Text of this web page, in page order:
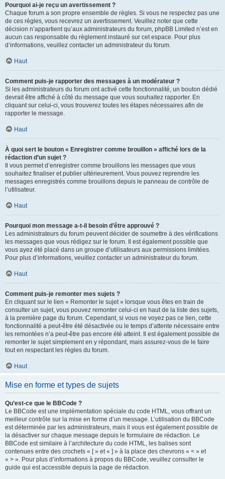
Pourquoi ai-je reçu un avertissement ?
Chaque forum a son propre ensemble de règles. Si vous ne respectez pas une
de ces règles, vous recevrez un avertissement. Veuillez noter que cette
décision n’appartient qu’aux administrateurs du forum, phpBB Limited n’est en
aucun cas responsable du règlement instauré sur cet espace. Pour plus
d’informations, veuillez contacter un administrateur du forum.
Haut
Comment puis-je rapporter des messages à un modérateur ?
Si les administrateurs du forum ont activé cette fonctionnalité, un bouton dédié
devrait être affiché à côté du message que vous souhaitez rapporter. En
cliquant sur celui-ci, vous trouverez toutes les étapes nécessaires afin de
rapporter le message.
Haut
À quoi sert le bouton « Enregistrer comme brouillon » affiché lors de la
rédaction d’un sujet ?
Il vous permet d’enregistrer comme brouillons les messages que vous
souhaitez finaliser et publier ultérieurement. Vous pouvez reprendre les
messages enregistrés comme brouillons depuis le panneau de contrôle de
l’utilisateur.
Haut
Pourquoi mon message a-t-il besoin d’être approuvé ?
Les administrateurs du forum peuvent décider de soumettre à des vérifications
les messages que vous rédigez sur le forum. Il est également possible que
vous ayez été placé dans un groupe d’utilisateurs aux permissions limitées.
Pour plus d’informations, veuillez contacter un administrateur du forum.
Haut
Comment puis-je remonter mes sujets ?
En cliquant sur le lien « Remonter le sujet » lorsque vous êtes en train de
consulter un sujet, vous pouvez remonter celui-ci en haut de la liste des sujets,
à la première page du forum. Cependant, si vous ne voyez pas ce lien, cette
fonctionnalité a peut-être été désactivée ou le temps d’attente nécessaire entre
les remontées n’a peut-être pas encore été atteint. Il est également possible de
remonter le sujet simplement en y répondant, mais assurez-vous de le faire
tout en respectant les règles du forum.
Haut
Mise en forme et types de sujets
Qu’est-ce que le BBCode ?
Le BBCode est une implémentation spéciale du code HTML, vous offrant un
meilleur contrôle sur la mise en forme d’un message. L’utilisation du BBCode
est déterminée par les administrateurs, mais il vous est également possible de
la désactiver sur chaque message depuis le formulaire de rédaction. Le
BBCode est similaire à l’architecture du code HTML, les balises sont
contenues entre des crochets « [ » et « ] » à la place des chevrons « < » et
« > ». Pour plus d’informations à propos du BBCode, veuillez consulter le
guide qui est accessible depuis la page de rédaction.